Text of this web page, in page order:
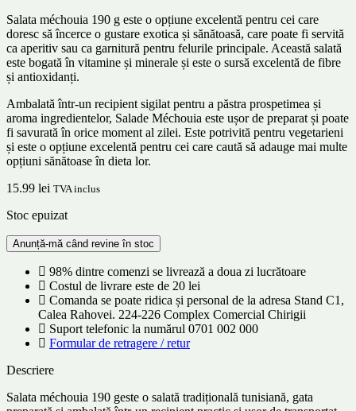
Salata méchouia 190 g este o opțiune excelentă pentru cei care
doresc să încerce o gustare exotica și sănătoasă, care poate fi servită
ca aperitiv sau ca garnitură pentru felurile principale. Această salată
este bogată în vitamine și minerale și este o sursă excelentă de fibre
și antioxidanți.
Ambalată într-un recipient sigilat pentru a păstra prospetimea și
aroma ingredientelor, Salade Méchouia este ușor de preparat și poate
fi savurată în orice moment al zilei. Este potrivită pentru vegetarieni
și este o opțiune excelentă pentru cei care caută să adauge mai multe
opțiuni sănătoase în dieta lor.
15.99 lei TVA inclus
Stoc epuizat
98% dintre comenzi se livrează a doua zi lucrătoare
Costul de livrare este de 20 lei
Comanda se poate ridica și personal de la adresa Stand C1,
Calea Rahovei. 224-226 Complex Comercial Chirigii
Suport telefonic la numărul 0701 002 000
Formular de retragere / retur
Descriere
Salata méchouia 190 geste o salată tradițională tunisiană, gata